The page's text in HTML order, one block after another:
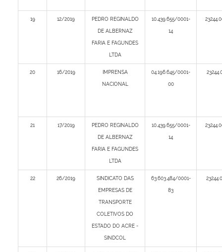
19 12/2019 PEDRO REGINALDO
DE ALBERNAZ
FARIA E FAGUNDES
LTDA
10.439.655/0001-
14
20 16/2019 IMPRENSA
NACIONAL
04.196.645/0001-
00
21 17/2019 PEDRO REGINALDO
DE ALBERNAZ
FARIA E FAGUNDES
LTDA
10.439.655/0001-
14
22 26/2019 SINDICATO DAS
EMPRESAS DE
TRANSPORTE
COLETIVOS DO
ESTADO DO ACRE -
SINDCOL
63.603.484/0001-
83